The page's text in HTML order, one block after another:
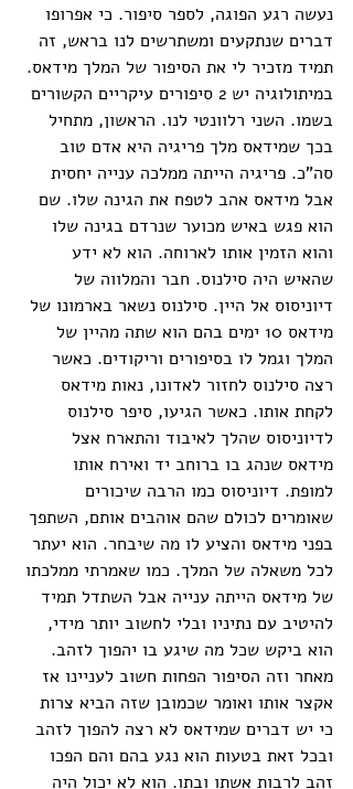
נעשה רגע הפוגה, לספר סיפור. כי אפרופו
דברים שנתקעים ומשתרשים לנו בראש, זה
תמיד מזכיר לי את הסיפור של המלך מידאס.
במיתולוגיה יש 2 סיפורים עיקריים הקשורים
בשמו. השני רלוונטי לנו. הראשון, מתחיל
בכך שמידאס מלך פריגיה היא אדם טוב
סה"כ. פריגיה הייתה ממלכה ענייה יחסית
אבל מידאס אהב לטפח את הגינה שלו. שם
הוא פגש באיש מכוער שנרדם בגינה שלו
והוא הזמין אותו לארוחה. הוא לא ידע
שהאיש היה סילנוס. חבר והמלווה של
דיוניסוס אל היין. סילנוס נשאר בארמונו של
מידאס 10 ימים בהם הוא שתה מהיין של
המלך וגמל לו בסיפורים וריקודים. כאשר
רצה סילנוס לחזור לאדונו, נאות מידאס
לקחת אותו. כאשר הגיעו, סיפר סילנוס
לדיוניסוס שהלך לאיבוד והתארח אצל
מידאס שנהג בו ברוחב יד ואירח אותו
למופת. דיוניסוס כמו הרבה שיכורים
שאומרים לכולם שהם אוהבים אותם, השתפך
בפני מידאס והציע לו מה שיבחר. הוא יעתר
לכל משאלה של המלך. כמו שאמרתי ממלכתו
של מידאס הייתה ענייה אבל השתדל תמיד
להיטיב עם נתיניו ובלי לחשוב יותר מידי,
הוא ביקש שכל מה שיגע בו יהפוך לזהב.
מאחר וזה הסיפור הפחות חשוב לעניינו אז
אקצר אותו ואומר שכמובן שזה הביא צרות
כי יש דברים שמידאס לא רצה להפוך לזהב
ובכל זאת בטעות הוא נגע בהם והם הפכו
זהב לרבות אשתו ובתו. הוא לא יכול היה